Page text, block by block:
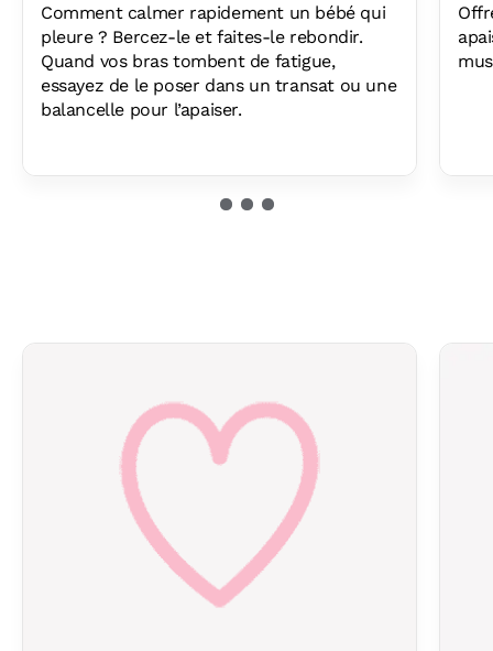
Comment calmer rapidement un bébé qui
pleure ? Bercez-le et faites-le rebondir.
Quand vos bras tombent de fatigue,
essayez de le poser dans un transat ou une
balancelle pour l’apaiser.